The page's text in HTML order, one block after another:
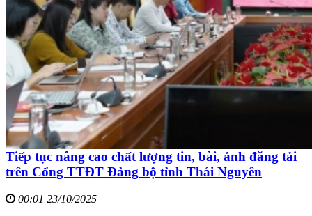
Tiếp tục nâng cao chất lượng tin, bài, ảnh đăng tải
trên Cổng TTĐT Đảng bộ tỉnh Thái Nguyên
00:01 23/10/2025